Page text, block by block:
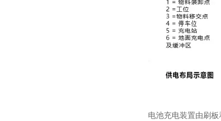
电池充电装置由刷